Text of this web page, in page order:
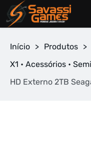
Início > Produtos >
X1 • Acessórios •
HD Externo 2TB